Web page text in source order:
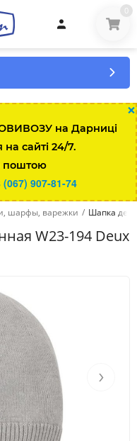
0
×
на Дарниці
сайті 24/7.
поштою
(067) 907-81-74
шарфы, варежки / Шапка
W23-194 Deux
›